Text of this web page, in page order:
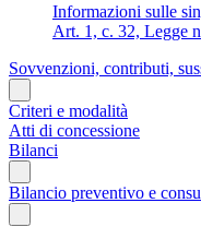
Informazioni sulle
Art. 1, c. 32, Legge
Sovvenzioni, contributi,
Criteri e modalità
Atti di concessione
Bilanci
Bilancio preventivo e